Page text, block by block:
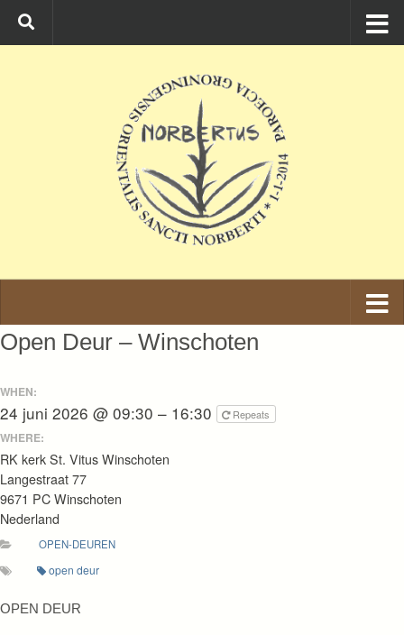
Ga naar de inhoud
Open Deur – Winschoten
WHEN:
24 juni 2026 @ 09:30 – 16:30 Repeats
WHERE:
RK kerk St. Vitus Winschoten
Langestraat 77
9671 PC Winschoten
Nederland
OPEN-DEUREN
open deur
OPEN DEUR